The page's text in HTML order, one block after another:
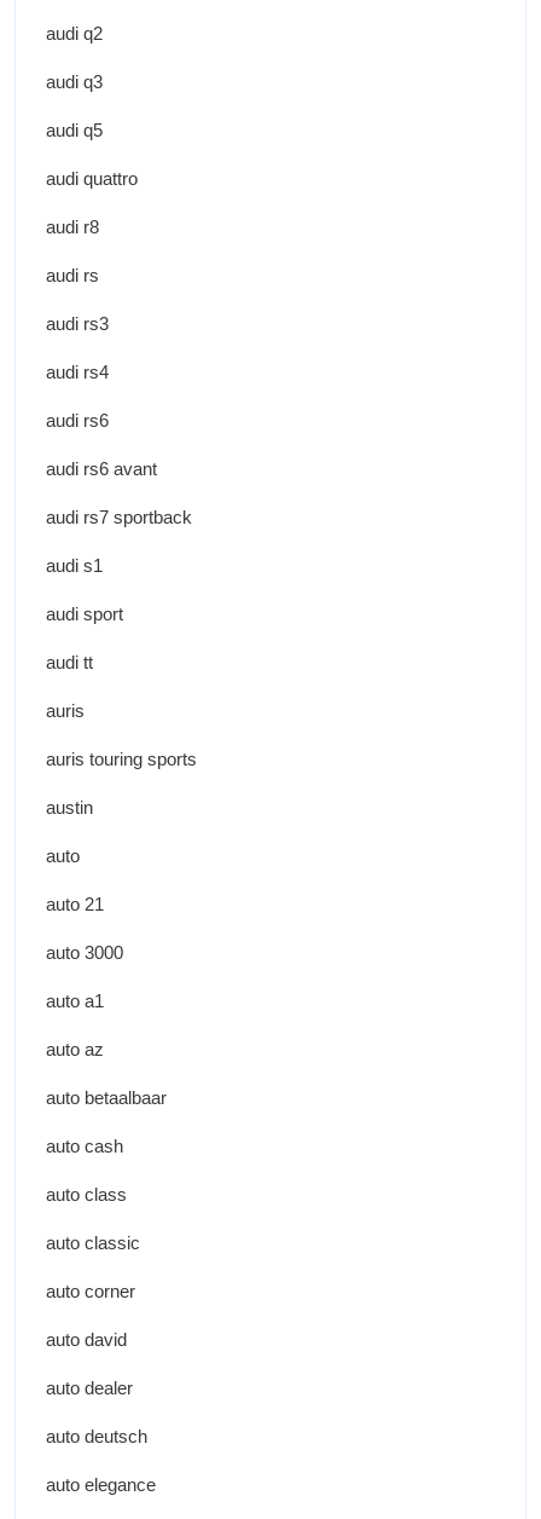
audi q2
audi q3
audi q5
audi quattro
audi r8
audi rs
audi rs3
audi rs4
audi rs6
audi rs6 avant
audi rs7 sportback
audi s1
audi sport
audi tt
auris
auris touring sports
austin
auto
auto 21
auto 3000
auto a1
auto az
auto betaalbaar
auto cash
auto class
auto classic
auto corner
auto david
auto dealer
auto deutsch
auto elegance